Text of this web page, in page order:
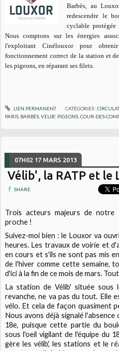
Barbès, au
redescendre le
cyclable
Nous comptons sur les énergies
l'exploitant Cinélouxor pour
fonctionnement correct de la station et
les pigeons, en réparant ses filets.
LIEN PERMANENT CATÉGORIES :
PARIS, BARBÈS,VÉLIB', PIGEONS,COUR-DES-
07H02 17 MARS 2013
Vélib', la RATP et le
SHARE
Trois acteurs majeurs de
proche !
Suivez-moi bien : le Louxor va
heures. Les travaux de voirie et
en cours et s'ils ne sont pas mis
de l'hiver comme cette semaine,
d'ici à la fin de ce mois de mars.
La station de Vélib' située sous
revanche, ne va pas du tout. Elle
vélo. Et cela de façon quasiment
Nous avons déjà signalé l'absence
18e, puisque cette partie du
sous l'oeil vigilant de l'équipe du
gère les vélib', les stations et le